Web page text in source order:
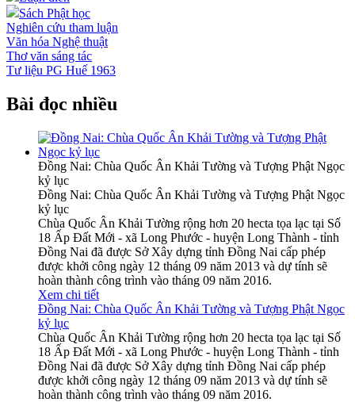
Sách Phật học
Nghiên cứu tham luận
Văn hóa Nghệ thuật
Thơ văn sáng tác
Tư liệu PG Huế 1963
Bài đọc nhiều
Đồng Nai: Chùa Quốc Ân Khải Tường và Tượng Phật Ngọc
kỷ lục
Đồng Nai: Chùa Quốc Ân Khải Tường và Tượng Phật Ngọc
kỷ lục
Chùa Quốc Ân Khải Tường rộng hơn 20 hecta tọa lạc tại Số
18 Ấp Đất Mới - xã Long Phước - huyện Long Thành - tỉnh
Đồng Nai đã được Sở Xây dựng tỉnh Đồng Nai cấp phép
được khởi công ngày 12 tháng 09 năm 2013 và dự tính sẽ
hoàn thành công trình vào tháng 09 năm 2016.
Xem chi tiết
Đồng Nai: Chùa Quốc Ân Khải Tường và Tượng Phật Ngọc
kỷ lục
Chùa Quốc Ân Khải Tường rộng hơn 20 hecta tọa lạc tại Số
18 Ấp Đất Mới - xã Long Phước - huyện Long Thành - tỉnh
Đồng Nai đã được Sở Xây dựng tỉnh Đồng Nai cấp phép
được khởi công ngày 12 tháng 09 năm 2013 và dự tính sẽ
hoàn thành công trình vào tháng 09 năm 2016.